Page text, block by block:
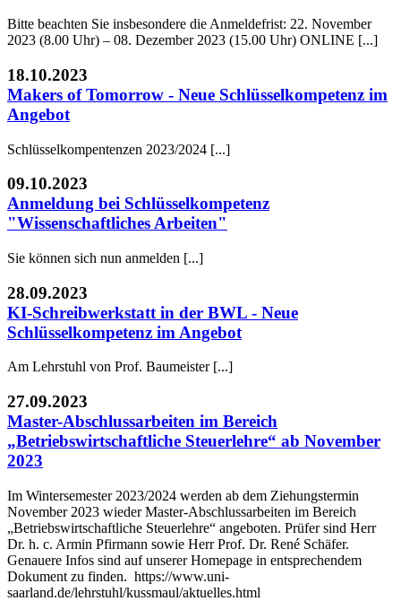
Bitte beachten Sie insbesondere die Anmeldefrist: 22. November
2023 (8.00 Uhr) – 08. Dezember 2023 (15.00 Uhr) ONLINE [...]
18.10.2023
Makers of Tomorrow - Neue Schlüsselkompetenz im
Angebot
Schlüsselkompentenzen 2023/2024 [...]
09.10.2023
Anmeldung bei Schlüsselkompetenz
"Wissenschaftliches Arbeiten"
Sie können sich nun anmelden [...]
28.09.2023
KI-Schreibwerkstatt in der BWL - Neue
Schlüsselkompetenz im Angebot
Am Lehrstuhl von Prof. Baumeister [...]
27.09.2023
Master-Abschlussarbeiten im Bereich
„Betriebswirtschaftliche Steuerlehre“ ab November
2023
Im Wintersemester 2023/2024 werden ab dem Ziehungstermin
November 2023 wieder Master-Abschlussarbeiten im Bereich
„Betriebswirtschaftliche Steuerlehre“ angeboten. Prüfer sind Herr
Dr. h. c. Armin Pfirmann sowie Herr Prof. Dr. René Schäfer.
Genauere Infos sind auf unserer Homepage in entsprechendem
Dokument zu finden. https://www.uni-
saarland.de/lehrstuhl/kussmaul/aktuelles.html